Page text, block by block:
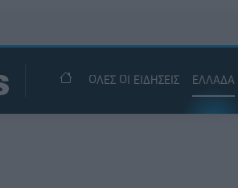
ΟΛΕΣ ΟΙ ΕΙΔΗΣΕΙΣ ΕΛΛΑΔΑ